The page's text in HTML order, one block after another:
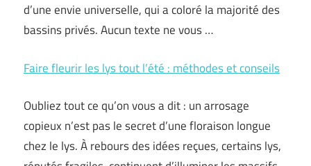
d’une envie universelle, qui a coloré la majorité des
bassins privés. Aucun texte ne vous …
Faire fleurir les lys tout l’été : méthodes et conseils
Oubliez tout ce qu’on vous a dit : un arrosage
copieux n’est pas le secret d’une floraison longue
chez le lys. À rebours des idées reçues, certains lys,